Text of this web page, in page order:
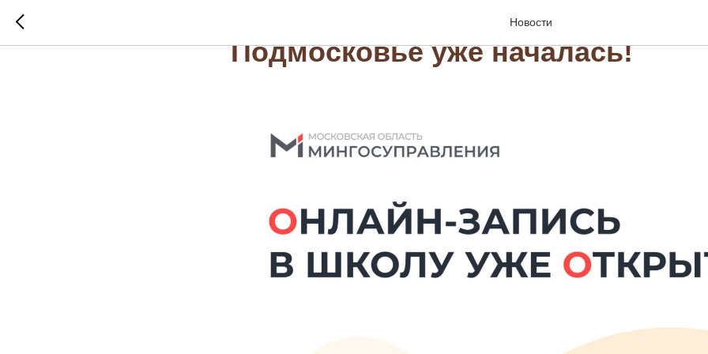
Новости
🔔 Онлайн-запись в первый
Подмосковье уже началась!